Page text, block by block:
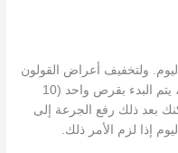
في اليوم. ولتخفيف أعراض القولون
العصبي (متلازمة الأمعاء الهيوجة)، يتم البدء بقرص واحد (10
بعد ذلك رفع الجرعة إلى